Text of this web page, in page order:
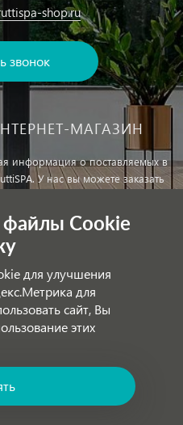
shop.ru
звонок
МАГАЗИН
информация о поставляемых в
У нас вы можете заказать
не являются публичной
данных
бесплатный по России!
файлы Cookie
для улучшения
для
сайт, Вы
этих